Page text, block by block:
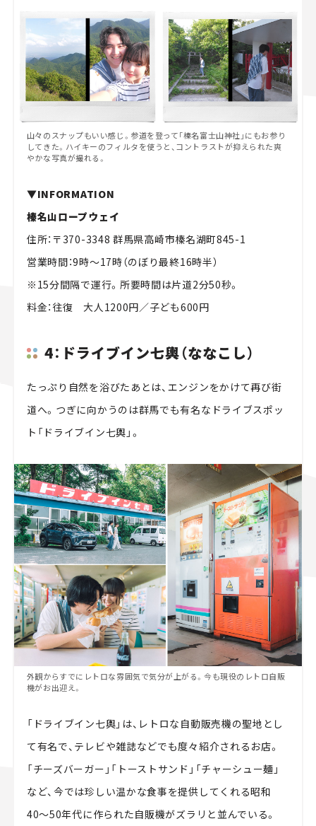
山々のスナップもいい感じ。参道を登って「榛名富士山神社」にもお参り
してきた。ハイキーのフィルタを使うと、コントラストが抑えられた爽
やかな写真が撮れる。
▼INFORMATION
榛名山ロープウェイ
住所：〒370-3348 群馬県高崎市榛名湖町845-1
営業時間：9時～17時（のぼり最終16時半）
※15分間隔で運行。所要時間は片道2分50秒。
料金：往復 大人1200円／子ども600円
4：ドライブイン七輿（ななこし）
たっぷり自然を浴びたあとは、エンジンをかけて再び街
道へ。つぎに向かうのは群馬でも有名なドライブスポッ
ト「ドライブイン七輿」。
外観からすでにレトロな雰囲気で気分が上がる。今も現役のレトロ自販
機がお出迎え。
「ドライブイン七輿」は、レトロな自動販売機の聖地とし
て有名で、テレビや雑誌などでも度々紹介されるお店。
「チーズバーガー」「トーストサンド」「チャーシュー麺」
など、今では珍しい温かな食事を提供してくれる昭和
40〜50年代に作られた自販機がズラリと並んでいる。